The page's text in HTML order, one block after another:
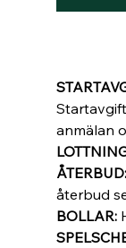
anmälan
ÅTERBUD:
återbud
BOLLAR: